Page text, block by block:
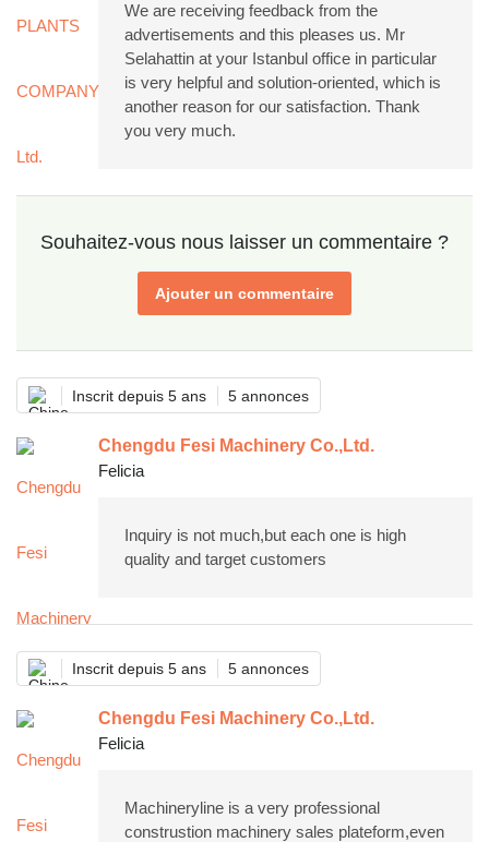
We are receiving feedback from the
advertisements and this pleases us. Mr
Selahattin at your Istanbul office in particular
is very helpful and solution-oriented, which is
another reason for our satisfaction. Thank
you very much.
Souhaitez-vous nous laisser un commentaire ?
Ajouter un commentaire
Inscrit depuis 5 ans 5 annonces
Chengdu Fesi Machinery Co.,Ltd.
Felicia
Inquiry is not much,but each one is high
quality and target customers
Inscrit depuis 5 ans 5 annonces
Chengdu Fesi Machinery Co.,Ltd.
Felicia
Machineryline is a very professional
construstion machinery sales plateform,even